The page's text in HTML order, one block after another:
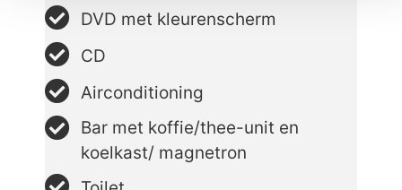
DVD met kleurenscherm
CD
Airconditioning
Bar met koffie/thee-unit en
koelkast/ magnetron